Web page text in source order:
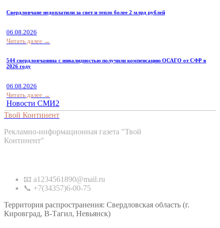
Свердловчане недоплатили за свет и тепло более 2 млрд рублей
06.08.2026
Читать далее →
544 свердловчанина с инвалидностью получили компенсацию ОСАГО от СФР в
2026 году
06.08.2026
Читать далее →
Новости СМИ2
Твой Континент
Рекламно-информационная газета "Твой
Континент"
📧 a1234561890@mail.ru
📞 +7(34357)6-00-75
Территория распространения: Свердловская область (г.
Кировград, В-Тагил, Невьянск)